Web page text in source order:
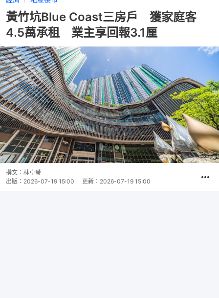
黃竹坑Blue Coast三房戶 獲家庭客
4.5萬承租 業主享回報3.1厘
撰文： 林卓瑩
出版： 2026-07-19 15:00 更新： 2026-07-19 15:00